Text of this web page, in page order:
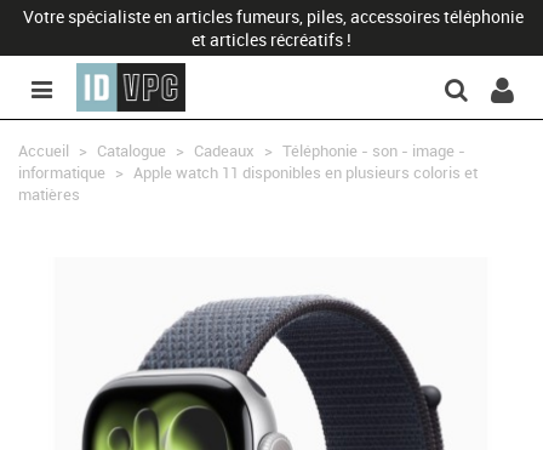
Votre spécialiste en articles fumeurs, piles, accessoires téléphonie
et articles récréatifs !
Accueil > Catalogue > Cadeaux > Téléphonie - son - image -
informatique > Apple watch 11 disponibles en plusieurs coloris et
matières